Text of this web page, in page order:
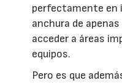
perfectamente en
anchura de
acceder a áreas
equipos.
Pero es que